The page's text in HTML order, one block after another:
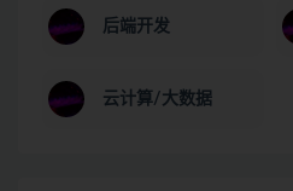
后端开发
云计算/大数据